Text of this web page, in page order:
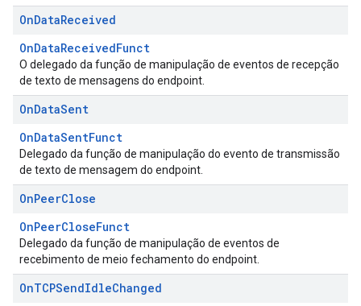
OnDataReceived
OnDataReceivedFunct
O delegado da função de manipulação de eventos de recepção
de texto de mensagens do endpoint.
OnDataSent
OnDataSentFunct
Delegado da função de manipulação do evento de transmissão
de texto de mensagem do endpoint.
OnPeerClose
OnPeerCloseFunct
Delegado da função de manipulação de eventos de
recebimento de meio fechamento do endpoint.
OnTCPSendIdleChanged